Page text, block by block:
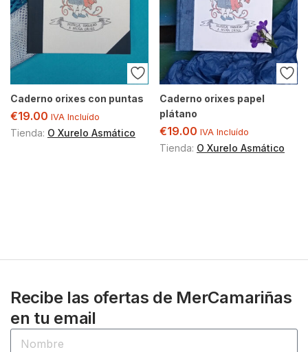
Caderno orixes con puntas
€19.00 IVA Incluído
Tienda: O Xurelo Asmático
Caderno orixes papel
plátano
€19.00 IVA Incluído
Tienda: O Xurelo Asmático
Recibe las ofertas de MerCamariñas
en tu email